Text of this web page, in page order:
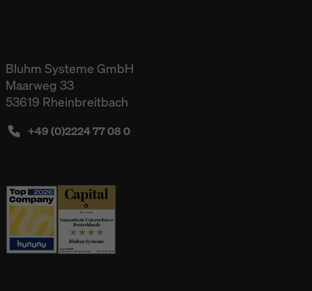
Bluhm Systeme GmbH
Maarweg 33
53619 Rheinbreitbach
+49 (0)2224 77 08 0